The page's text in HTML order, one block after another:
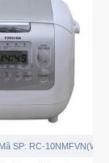
Mã SP: RC-10NMFVN(WT)